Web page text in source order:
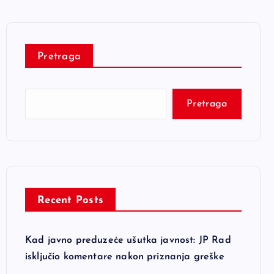
Pretraga
Pretraga
Recent Posts
Kad javno preduzeće ušutka javnost: JP Rad
isključio komentare nakon priznanja greške